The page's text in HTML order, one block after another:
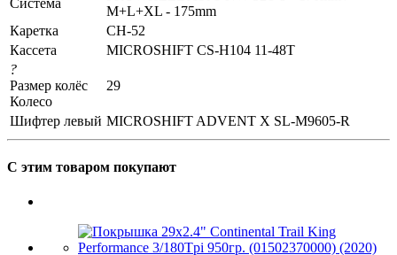
M+L+XL - 175mm
Каретка
CH-52
Кассета
MICROSHIFT CS-H104 11-48T
?
Размер колёс
Колесо
29
Шифтер левый MICROSHIFT ADVENT X SL-M9605-R
С этим товаром покупают